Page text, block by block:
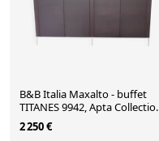
B&B Italia Maxalto - buffet
TITANES 9942, Apta
- designer: Antonio Citterio
2 250 €